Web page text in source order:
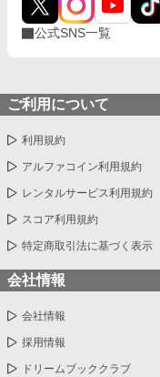
公式SNS一覧
ご利用について
利用規約
アルファコイン利用規約
レンタルサービス利用規約
スコア利用規約
特定商取引法に基づく表示
会社情報
会社情報
採用情報
ドリームブッククラブ